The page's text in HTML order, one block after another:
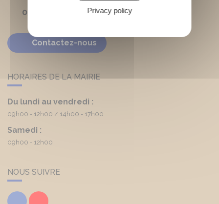
05 56 03 90 20
Contactez-nous
HORAIRES DE LA MAIRIE
Du lundi au vendredi :
09h00 - 12h00 14h00 - 17h00
Samedi :
09h00 - 12h00
NOUS SUIVRE
Privacy policy